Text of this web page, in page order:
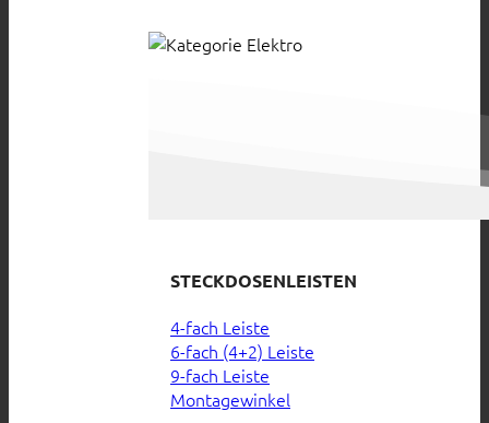
STECKDOSENLEISTEN
4-fach Leiste
6-fach (4+2) Leiste
9-fach Leiste
Montagewinkel